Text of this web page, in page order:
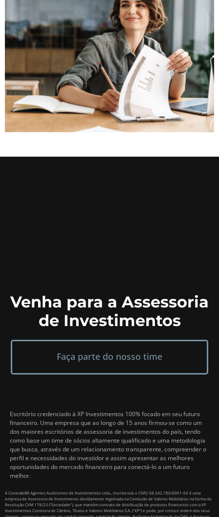
Venha para a Assessoria
de Investimentos
Faça parte do nosso time
Escritório credenciado à XP Investimentos 100% focado em seu futuro
financeiro. Uma empresa que ao longo de 15 anos firmou-se como um
dos maiores escritórios de assessoria de investimentos do país, tendo
como base um time de sócios altamente qualificado e uma metodologia
que busca, através de um relacionamento transparente, compreender o
perfil e necessidades do investidor e assim apresentar as melhores
oportunidades do mercado financeiro para conectá-lo a um futuro
melhor.
A ConexãoBR Agentes Autônomos de Investimentos Ltda., inscrita sob o CNPJ: 08.342.780/0001-60 é uma
empresa de Assessoria de Investimento devidamente registrada na Comissão de Valores Mobiliários na forma da
Resolução CVM 178/23 (“Sociedade”), que mantém contrato de distribuição de produtos financeiros com a XP
Investimentos Corretora de Câmbio, Títulos e Valores Mobiliários S.A. (“XP”) e pode, por conta e ordem dos seus